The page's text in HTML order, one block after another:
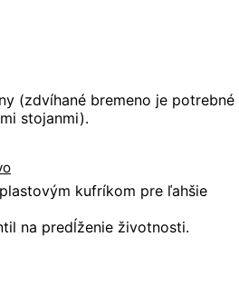
(zdvíhané bremeno je potrebné
stojanmi).
kufríkom pre ľahšie
na predĺženie životnosti.